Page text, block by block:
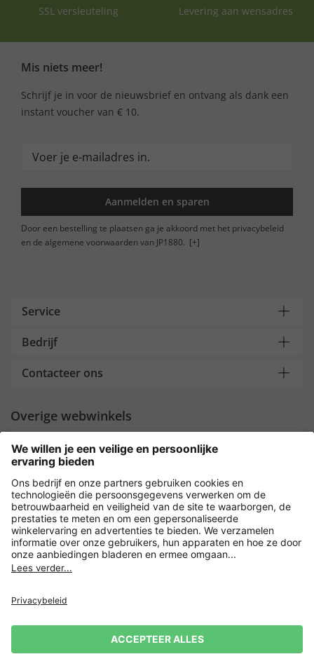
SSL versleuteling Levering aan wensadres
Mis niets meer!
Schrijf je in voor de nieuwsbrief en ontvang als dank een
instant voucher van € 10.
Aanmelden en sparen
Door een bestelling te plaatsen ga je akkoord met het privacybeleid
en de algemene voorwaarden van JP1880. [+]
Service
Bedrijf
Contacteer ons
Overige webwinkels
Nederland
Payment and Delivery
Versleuteling met
Verkoopvoorwaarden
Leveringsvoorwaarden